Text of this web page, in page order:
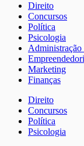
Direito
Concursos
Política
Psicologia
Administração
Marketing
Finanças
Direito
Concursos
Política
Psicologia